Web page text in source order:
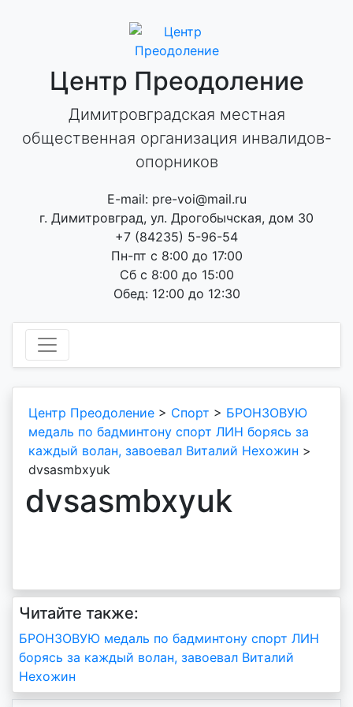
Центр Преодоление
Димитровградская местная
общественная организация инвалидов-
опорников
E-mail: pre-voi@mail.ru
г. Димитровград, ул. Дрогобычская, дом 30
+7 (84235) 5-96-54
Пн-пт с 8:00 до 17:00
Сб с 8:00 до 15:00
Обед: 12:00 до 12:30
Центр Преодоление > Спорт > БРОНЗОВУЮ
медаль по бадминтону спорт ЛИН борясь за
каждый волан, завоевал Виталий Нехожин >
dvsasmbxyuk
dvsasmbxyuk
Читайте также:
Навигация
по
БРОНЗОВУЮ медаль по бадминтону спорт ЛИН
борясь за каждый волан, завоевал Виталий
Нехожин